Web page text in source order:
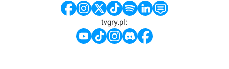
tvgry.pl: